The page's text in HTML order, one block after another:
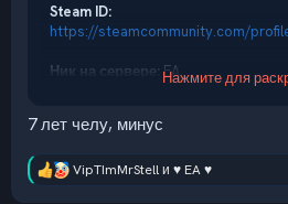
Steam ID:
https://steamcommunity.com/
Ник на сервере: EA
Discord аккаунт:EA#9453
Сервер, на котором хотите
Нажмите для
7 лет челу, минус
Р
VipTImMrStellи ♥ EA ♥